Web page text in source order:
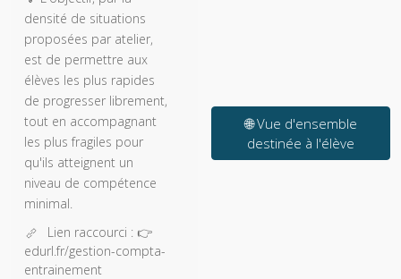
densité de situations
proposées par atelier,
est de permettre aux
élèves les plus rapides
de progresser librement,
tout en accompagnant
les plus fragiles pour
qu'ils atteignent un
niveau de compétence
minimal.
Lien raccourci : 👉
edurl.fr/gestion-compta-
entrainement
🌐 Vue d'ensemble
destinée à l'élève